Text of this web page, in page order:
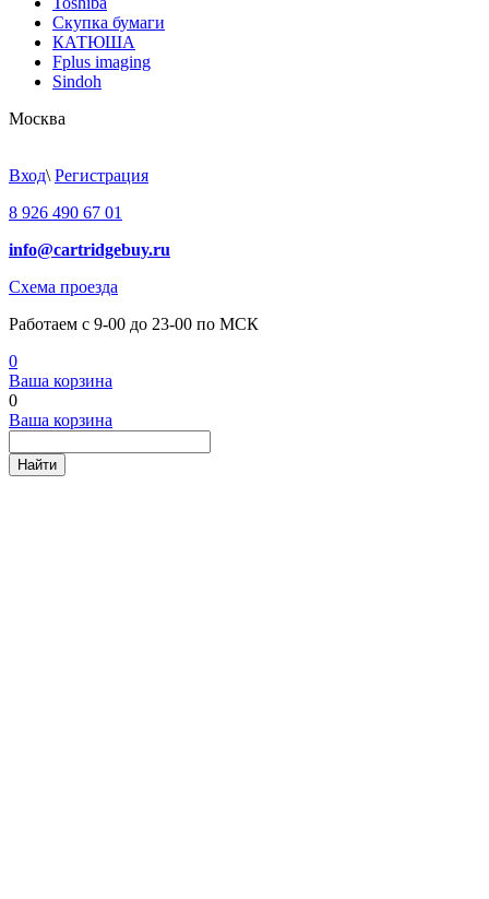
Скупка бумаги
КАТЮША
Fplus imaging
Sindoh
Москва
Вход\ Регистрация
8 926 490 67 01
info@cartridgebuy.ru
Схема проезда
Работаем с 9-00 до 23-00 по МСК
0
Ваша корзина
0
Ваша корзина
Найти